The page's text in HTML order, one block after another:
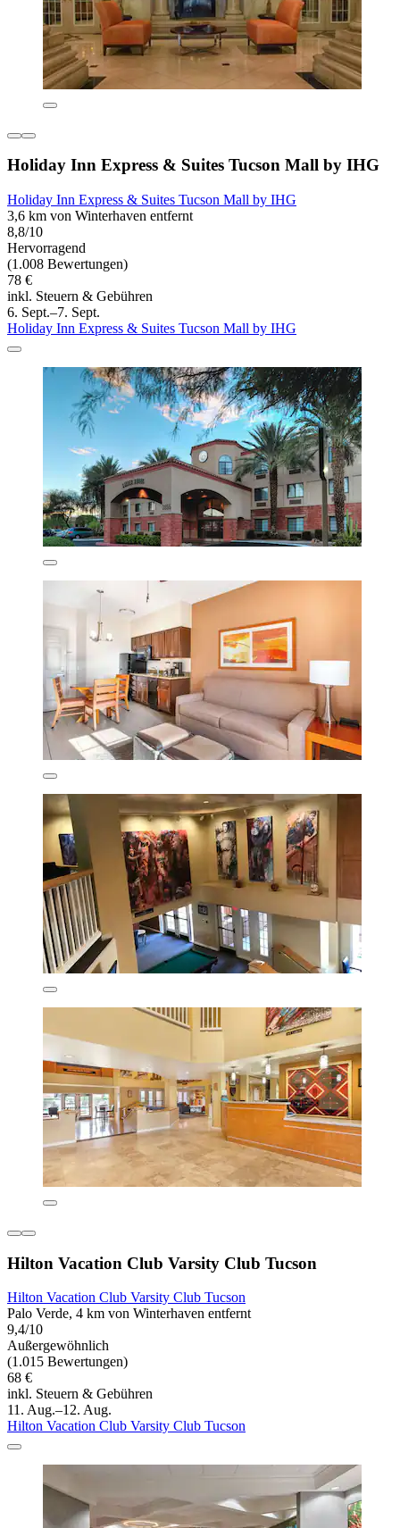
Holiday Inn Express & Suites Tucson Mall by IHG
Holiday Inn Express & Suites Tucson Mall by IHG
3,6 km von Winterhaven entfernt
8,8/10
Hervorragend
(1.008 Bewertungen)
78 €
inkl. Steuern & Gebühren
6. Sept.–7. Sept.
Holiday Inn Express & Suites Tucson Mall by IHG
Hilton Vacation Club Varsity Club Tucson
Hilton Vacation Club Varsity Club Tucson
Palo Verde, 4 km von Winterhaven entfernt
9,4/10
Außergewöhnlich
(1.015 Bewertungen)
68 €
inkl. Steuern & Gebühren
11. Aug.–12. Aug.
Hilton Vacation Club Varsity Club Tucson